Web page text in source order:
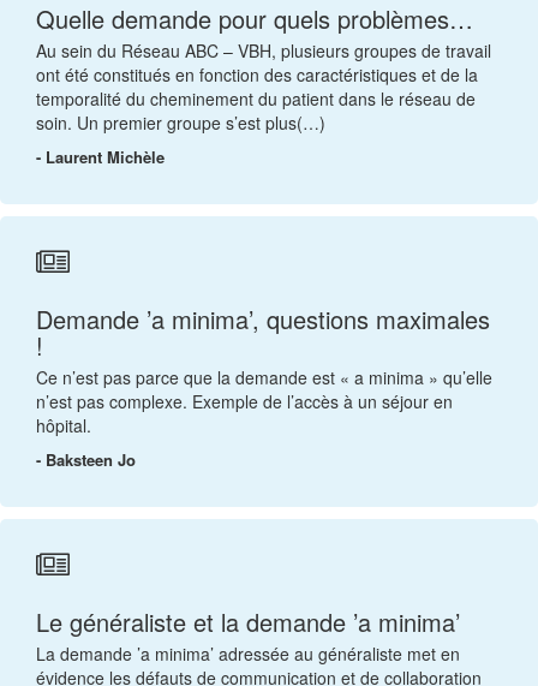
Quelle demande pour quels problèmes…
Au sein du Réseau ABC – VBH, plusieurs groupes de travail
ont été constitués en fonction des caractéristiques et de la
temporalité du cheminement du patient dans le réseau de
soin. Un premier groupe s’est plus(…)
- Laurent Michèle
Demande ’a minima’, questions maximales
!
Ce n’est pas parce que la demande est « a minima » qu’elle
n’est pas complexe. Exemple de l’accès à un séjour en
hôpital.
- Baksteen Jo
Le généraliste et la demande ’a minima’
La demande ’a minima’ adressée au généraliste met en
évidence les défauts de communication et de collaboration